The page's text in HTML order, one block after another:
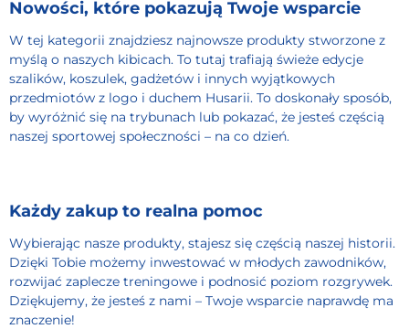
Nowości, które pokazują Twoje wsparcie
W tej kategorii znajdziesz najnowsze produkty stworzone z
myślą o naszych kibicach. To tutaj trafiają świeże edycje
szalików, koszulek, gadżetów i innych wyjątkowych
przedmiotów z logo i duchem Husarii. To doskonały sposób,
by wyróżnić się na trybunach lub pokazać, że jesteś częścią
naszej sportowej społeczności – na co dzień.
Każdy zakup to realna pomoc
Wybierając nasze produkty, stajesz się częścią naszej historii.
Dzięki Tobie możemy inwestować w młodych zawodników,
rozwijać zaplecze treningowe i podnosić poziom rozgrywek.
Dziękujemy, że jesteś z nami – Twoje wsparcie naprawdę ma
znaczenie!